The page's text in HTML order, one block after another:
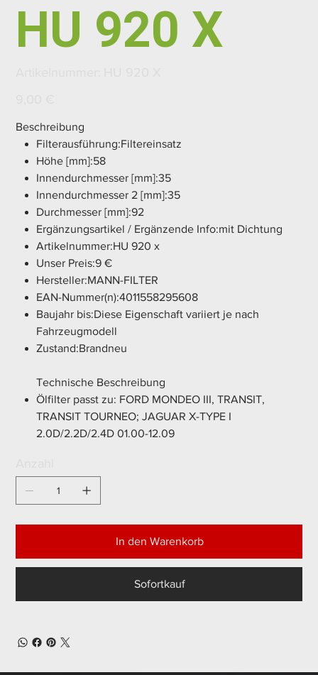
HU 920 X
Beschreibung
Filterausführung:Filtereinsatz
Höhe [mm]:58
Innendurchmesser [mm]:35
Innendurchmesser 2 [mm]:35
Durchmesser [mm]:92
Ergänzungsartikel / Ergänzende Info:mit Dichtung
Artikelnummer:HU 920 x
Unser Preis:9 €
Hersteller:MANN-FILTER
EAN-Nummer(n):4011558295608
Baujahr bis:Diese Eigenschaft variiert je nach
Fahrzeugmodell
Zustand:Brandneu
Technische Beschreibung
Ölfilter passt zu: FORD MONDEO III, TRANSIT,
TRANSIT TOURNEO; JAGUAR X-TYPE I
2.0D/2.2D/2.4D 01.00-12.09
In den Warenkorb
Sofortkauf